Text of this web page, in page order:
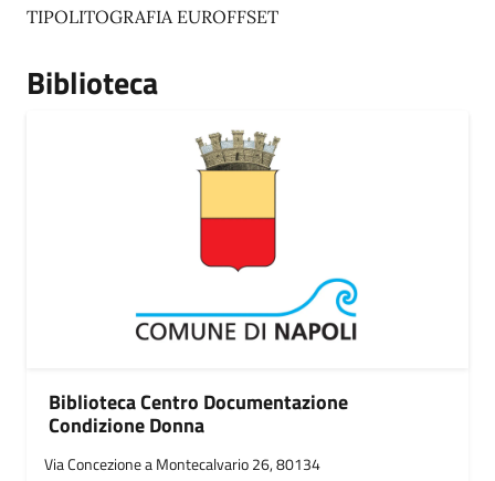
TIPOLITOGRAFIA EUROFFSET
Biblioteca
Biblioteca Centro Documentazione
Condizione Donna
Via Concezione a Montecalvario 26, 80134